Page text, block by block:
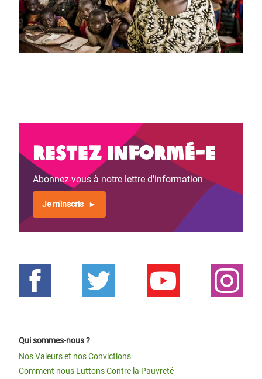
Restez informé-e
Abonnez-vous à notre lettre d'information
Je m'inscris
Qui sommes-nous ?
Nos Valeurs et nos Convictions
Comment nous Luttons Contre la Pauvreté